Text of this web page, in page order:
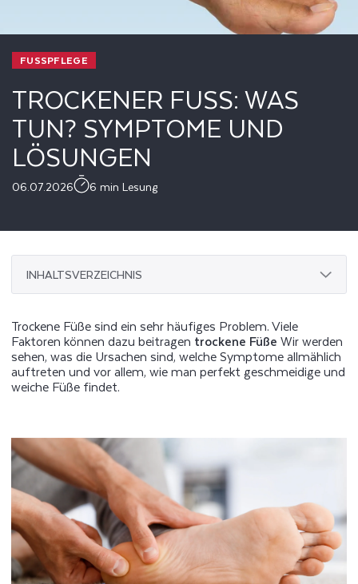
FUSSPFLEGE
TROCKENER FUSS: WAS T
UN? SYMPTOME UND L
ÖSUNGEN
06.07.2026 6 min Lesung
INHALTSVERZEICHNIS
Trockene Füße sind ein sehr häufiges Problem. Viele
Faktoren können dazu beitragen trockene Füße Wir werden
sehen, was die Ursachen sind, welche Symptome allmählich
auftreten und vor allem, wie man perfekt geschmeidige und
weiche Füße findet.